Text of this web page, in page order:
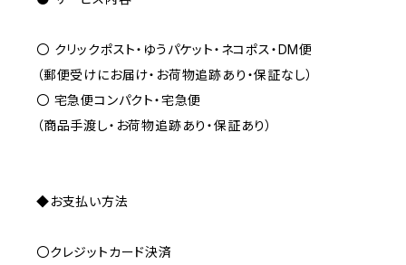
〇 クリックポスト・ゆうパケット・ネコポス・DM便
（郵便受けにお届け・お荷物追跡あり・保証なし）
〇 宅急便コンパクト・宅急便
（商品手渡し・お荷物追跡あり・保証あり）
◆お支払い方法
〇クレジットカード決済